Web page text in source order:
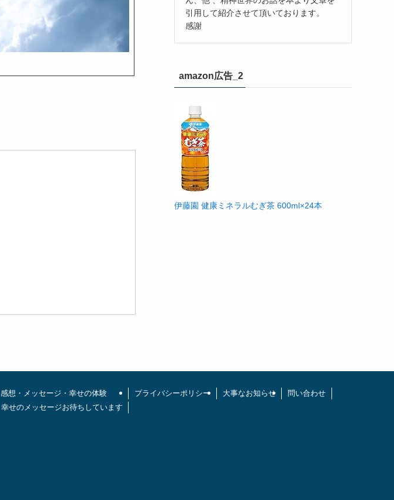
引用して紹介させて頂いております。
感謝
amazon広告_2
伊藤園 健康ミネラルむぎ茶 600ml×24本
感想・メッセージ・幸せの体験
幸せのメッセージお待ちしています
プライバシーポリシー 大事なお知らせ 問い合わせ